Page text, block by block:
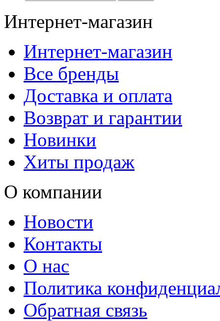
Интернет-магазин
Интернет-магазин
Все бренды
Доставка и оплата
Возврат и гарантии
Новинки
Хиты продаж
О компании
Новости
Контакты
О нас
Политика
Обратная связь